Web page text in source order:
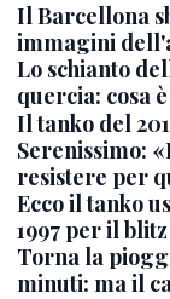
Il Barcellona
immagini
Lo schianto
quercia: cosa
Il tanko del
Serenissimo:
resistere per
Ecco il tanko
1997 per il
Torna la
minuti: ma il